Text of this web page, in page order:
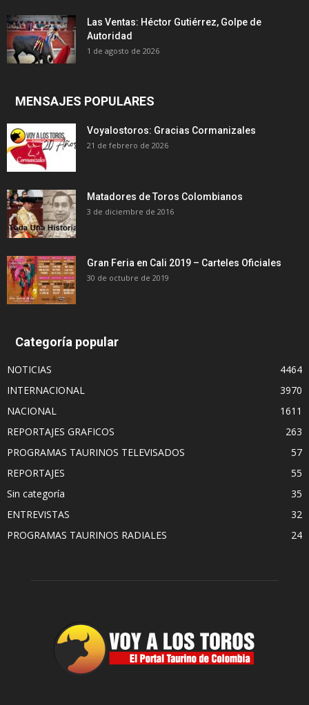
Las Ventas: Héctor Gutiérrez, Golpe de
Autoridad
1 de agosto de 2026
MENSAJES POPULARES
Voyalostoros: Gracias Cormanizales
21 de febrero de 2026
Matadores de Toros Colombianos
3 de diciembre de 2016
Gran Feria en Cali 2019 – Carteles Oficiales
30 de octubre de 2019
Categoría popular
NOTICIAS
4464
INTERNACIONAL
3970
NACIONAL
1611
REPORTAJES GRAFICOS
263
PROGRAMAS TAURINOS TELEVISADOS
57
REPORTAJES
55
Sin categoría
35
ENTREVISTAS
32
PROGRAMAS TAURINOS RADIALES
24